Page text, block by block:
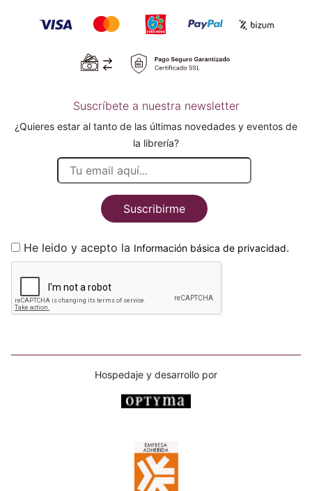
Suscríbete a nuestra newsletter
¿Quieres estar al tanto de las últimas novedades y eventos de
la librería?
Suscribirme
He leido y acepto la Información básica de privacidad.
Hospedaje y desarrollo por